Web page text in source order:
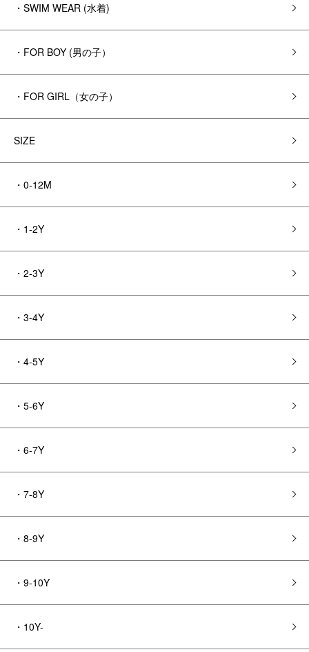
・SWIM WEAR (水着)
・FOR BOY (男の子）
・FOR GIRL（女の子）
SIZE
・0-12M
・1-2Y
・2-3Y
・3-4Y
・4-5Y
・5-6Y
・6-7Y
・7-8Y
・8-9Y
・9-10Y
・10Y-